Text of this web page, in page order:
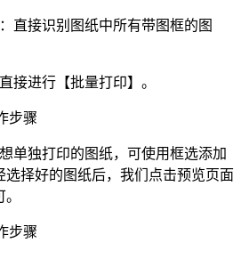
直接识别图纸中所有带图框的图
接进行【批量打印】。
单独打印的图纸，可使用框选添加
选择好的图纸后，我们点击预览页面